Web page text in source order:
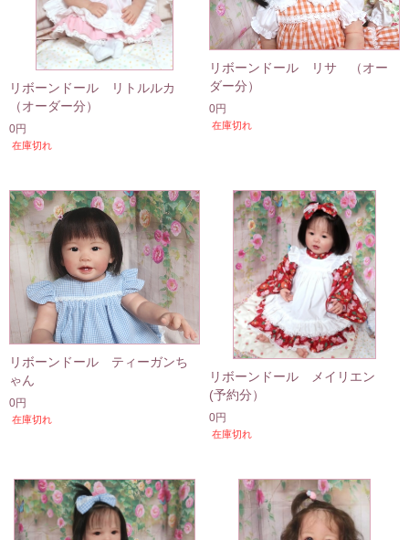
リボーンドール リトルルカ
（オーダー分）
0円
在庫切れ
リボーンドール リサ （オー
ダー分）
0円
在庫切れ
リボーンドール ティーガンち
ゃん
0円
在庫切れ
リボーンドール メイリエン
(予約分）
0円
在庫切れ